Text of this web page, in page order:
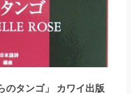
のタンゴ」 カワイ出版